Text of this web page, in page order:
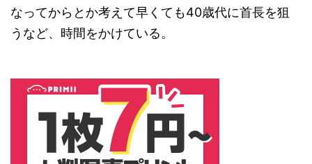
なってからとか考えて早くても40歳代に首長を狙
うなど、時間をかけている。